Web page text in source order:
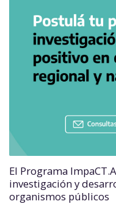
El Programa
investigación y
organismos públicos